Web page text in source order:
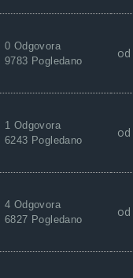
0 Odgovora
9783 Pogledano
od
1 Odgovora
6243 Pogledano
od
4 Odgovora
6827 Pogledano
od